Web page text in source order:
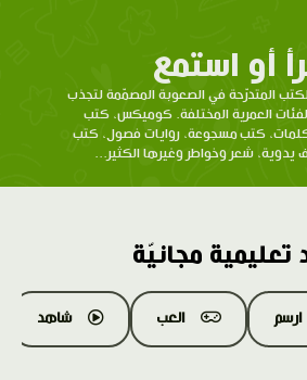
أو استمع
المتدرّحة في الصعوبة المصمّمة لتجذب
العمرية المختلفة. كوميكس، كتب
كتب مسجوعة، روايات فصول، كتب
يدوية، شعر وخواطر وغيرها الكثير...
تعليمية مجانيّة
ارسم العب شاهد